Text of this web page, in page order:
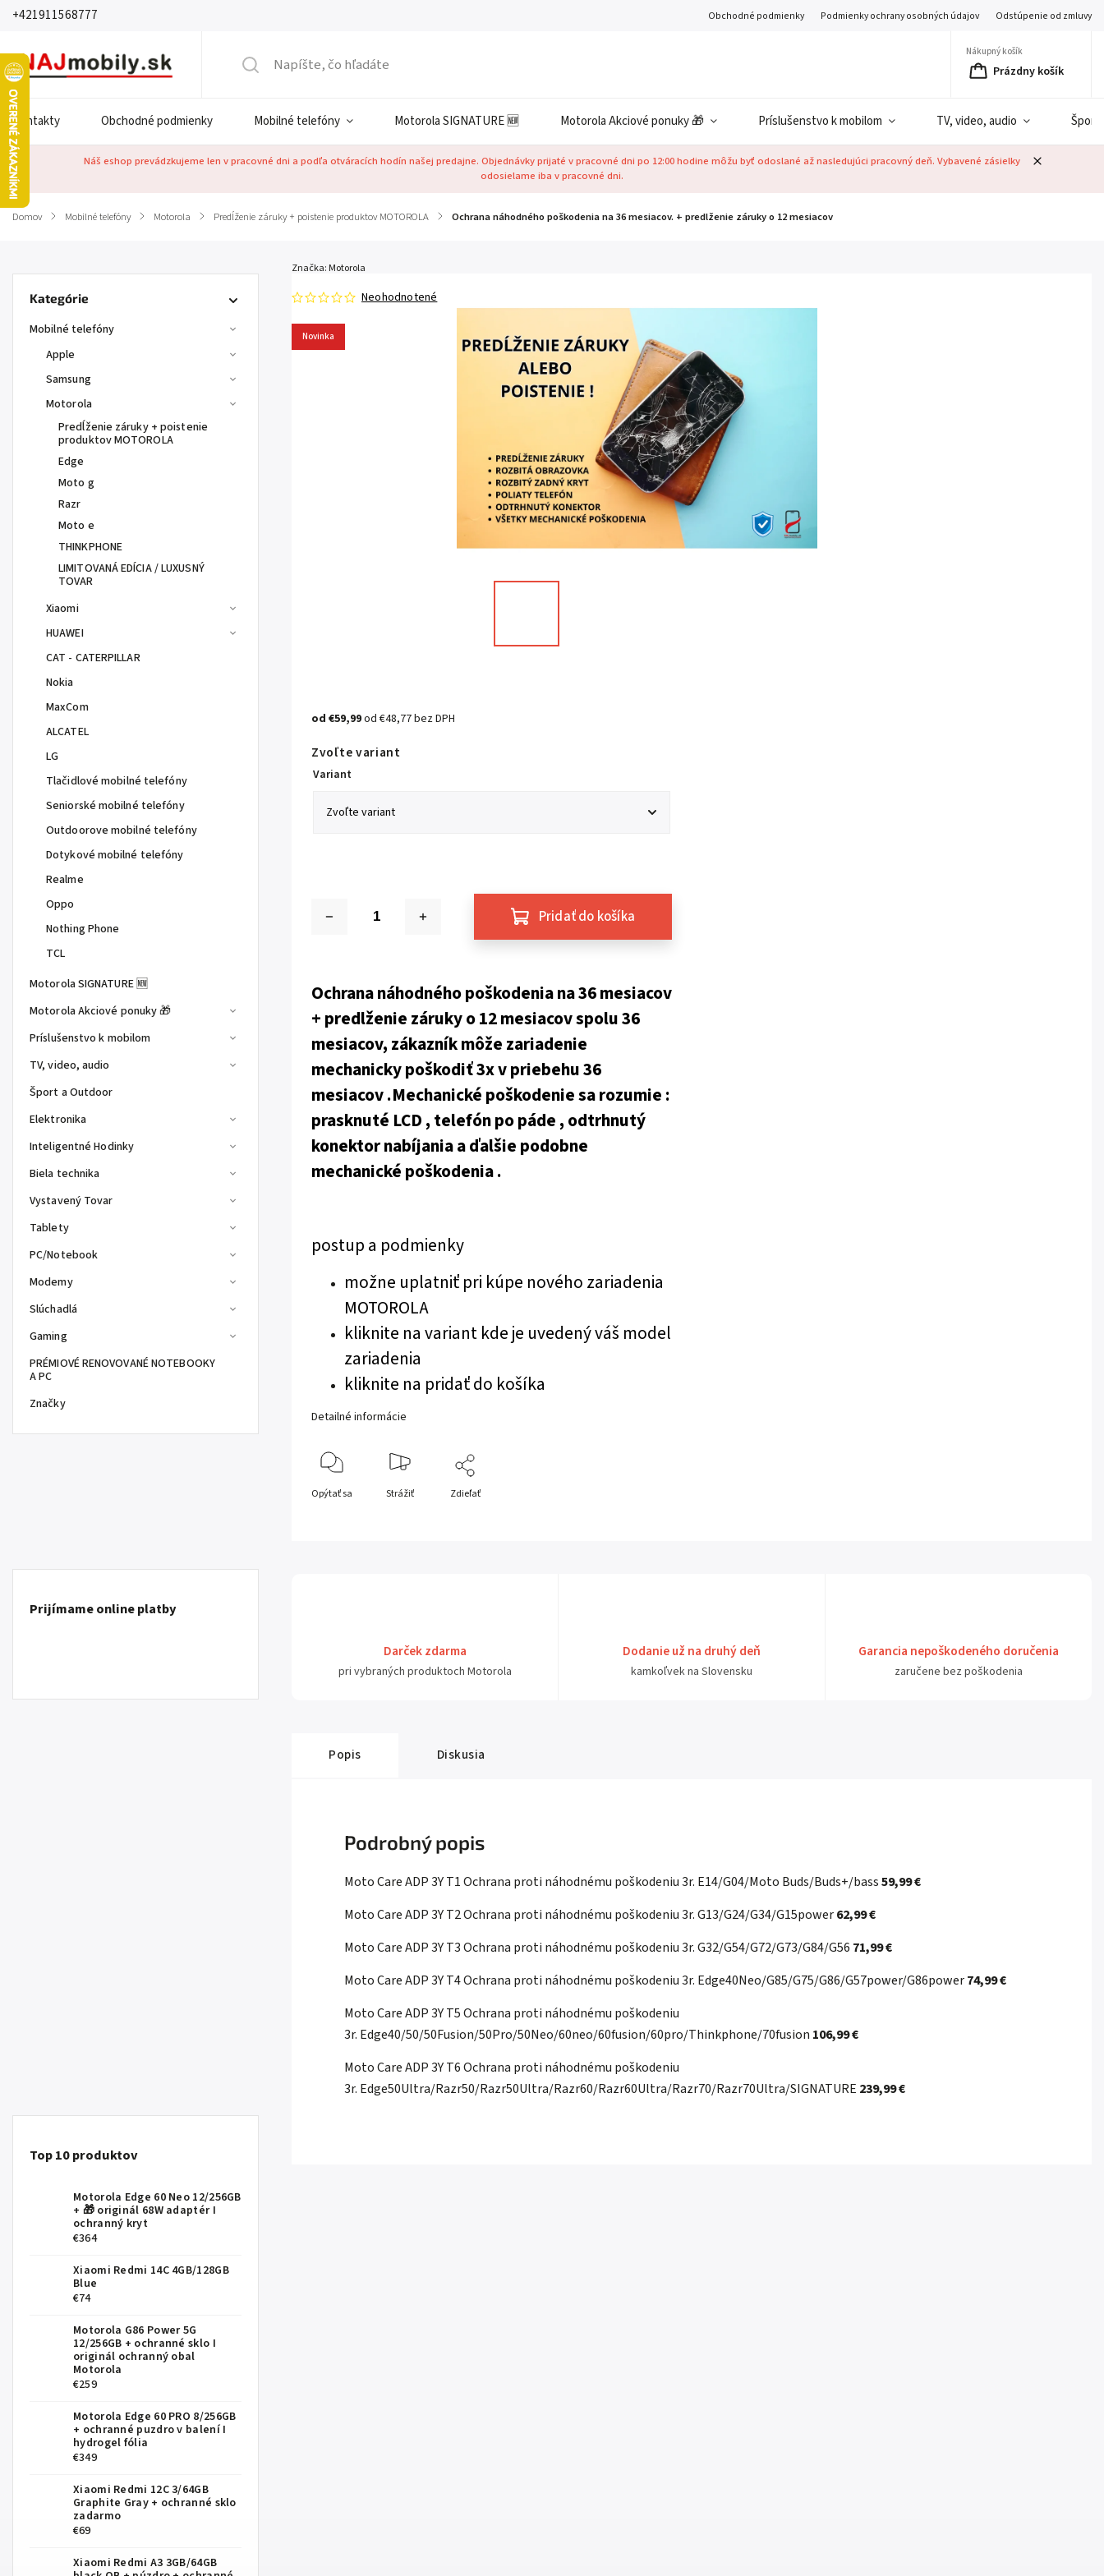
+421911568777 Obchodné podmienky Podmienky ochrany osobných údajov Odstúpenie od zmluvy
Nákupný košík
Prázdny košík
Kontakty Obchodné podmienky Mobilné telefóny Motorola SIGNATURE 🆕 Motorola Akciové ponuky 🎁 Príslušenstvo k mobilom TV, video, audio Šport
Náš eshop prevádzkujeme len v pracovné dni a podľa otváracích hodín našej predajne. Objednávky prijaté v pracovné dni po 12:00 hodine môžu byť odoslané až nasledujúci pracovný deň. Vybavené zásielky
odosielame iba v pracovné dni.
Domov / Mobilné telefóny / Motorola / Predĺženie záruky + poistenie produktov MOTOROLA / Ochrana náhodného poškodenia na 36 mesiacov. + predlženie záruky o 12 mesiacov
Kategórie
Mobilné telefóny
Apple
Samsung
Motorola
Predĺženie záruky + poistenie
produktov MOTOROLA
Edge
Moto g
Razr
Moto e
THINKPHONE
LIMITOVANÁ EDÍCIA / LUXUSNÝ
TOVAR
Xiaomi
HUAWEI
CAT - CATERPILLAR
Nokia
MaxCom
ALCATEL
LG
Tlačidlové mobilné telefóny
Seniorské mobilné telefóny
Outdoorove mobilné telefóny
Dotykové mobilné telefóny
Realme
Oppo
Nothing Phone
TCL
Motorola SIGNATURE 🆕
Motorola Akciové ponuky 🎁
Príslušenstvo k mobilom
TV, video, audio
Šport a Outdoor
Elektronika
Inteligentné Hodinky
Biela technika
Vystavený Tovar
Tablety
PC/Notebook
Modemy
Slúchadlá
Gaming
PRÉMIOVÉ RENOVOVANÉ NOTEBOOKY
A PC
Značky
Prijímame online platby
Top 10 produktov
Motorola Edge 60 Neo 12/256GB
+ 🎁 originál 68W adaptér I
ochranný kryt
€364
Xiaomi Redmi 14C 4GB/128GB
Blue
€74
Motorola G86 Power 5G
12/256GB + ochranné sklo I
originál ochranný obal
Motorola
€259
Motorola Edge 60 PRO 8/256GB
+ ochranné puzdro v balení I
hydrogel fólia
€349
Xiaomi Redmi 12C 3/64GB
Graphite Gray + ochranné sklo
zadarmo
€69
Xiaomi Redmi A3 3GB/64GB
Novinka
Neohodnotené
Značka: Motorola
od €59,99od €48,77bez DPH
Zvoľte variant
Variant
Pridať do košíka
Ochrana náhodného poškodenia na 36 mesiacov
+ predlženie záruky o 12 mesiacov spolu 36
mesiacov, zákazník môže zariadenie
mechanicky poškodiť 3x v priebehu 36
mesiacov .Mechanické poškodenie sa rozumie :
prasknuté LCD , telefón po páde , odtrhnutý
konektor nabíjania a ďalšie podobne
mechanické poškodenia .
postup a podmienky
možne uplatniť pri kúpe nového zariadenia
MOTOROLA
kliknite na variant kde je uvedený váš model
zariadenia
kliknite na pridať do košíka
Detailné informácie
Opýtať sa Strážiť Zdieľať
Darček zdarma
pri vybraných produktoch Motorola
Dodanie už na druhý deň
kamkoľvek na Slovensku
Garancia nepoškodeného doručenia
zaručene bez poškodenia
Popis Diskusia
Podrobný popis
Moto Care ADP 3Y T1 Ochrana proti náhodnému poškodeniu 3r. E14/G04/Moto Buds/Buds+/bass59,99 €
Moto Care ADP 3Y T2 Ochrana proti náhodnému poškodeniu 3r. G13/G24/G34/G15power62,99 €
Moto Care ADP 3Y T3 Ochrana proti náhodnému poškodeniu 3r. G32/G54/G72/G73/G84/G56 71,99 €
Moto Care ADP 3Y T4 Ochrana proti náhodnému poškodeniu 3r. Edge40Neo/G85/G75/G86/G57power/G86power74,99 €
Moto Care ADP 3Y T5 Ochrana proti náhodnému poškodeniu
3r. Edge40/50/50Fusion/50Pro/50Neo/60neo/60fusion/60pro/Thinkphone/70fusion 106,99 €
Moto Care ADP 3Y T6 Ochrana proti náhodnému poškodeniu
3r. Edge50Ultra/Razr50/Razr50Ultra/Razr60/Razr60Ultra/Razr70/Razr70Ultra/SIGNATURE 239,99 €